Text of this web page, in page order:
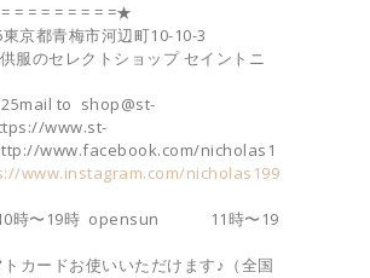
= = = = = = = =★
京都青梅市河辺町10-10-3
服のセレクトショップ セイントニ
to shop@st-
www.st-
www.facebook.com/nicholas1
www.instagram.com/nicholas199
時〜19時 opensun 11時〜19
カードお使いいただけます♪（全国